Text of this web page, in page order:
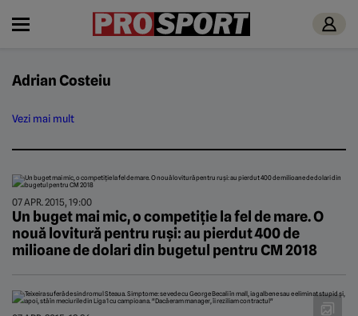
Adrian Costeiu
Vezi mai mult
07 APR. 2015, 19:00
Un buget mai mic, o competiție la fel de mare. O
nouă lovitură pentru ruși: au pierdut 400 de
milioane de dolari din bugetul pentru CM 2018